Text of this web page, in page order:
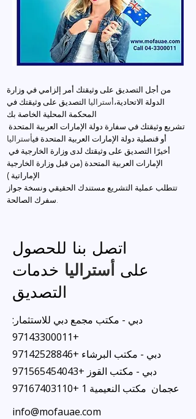
من أجل التصديق على وثيقتك أمر إلزامي في وزارة
الدولة الاتحادية،أستراليا التصديق على وثيقتك في
المحكمة المحلية الخاصة بك
أو قنصلية دولة الإمارات العربية المتحدة فيأستراليا
الإمارات العربية المتحدة (من قبل وزارة الخارجية
الإماراتية )
تتطلب عملية التشريع مستندك الحقيقي ونسخة جواز
اتصل بنا للحصول
على أستراليا خدمات
دبي - مكتب مجمع دبي للاستثمار:
97143300011+
دبي - مكتب البرشاء +97142528846
دبي - مكتب القوز +971565454043
عجمان مكتب النعيمية 1
+97167403110
info@mofauae.com